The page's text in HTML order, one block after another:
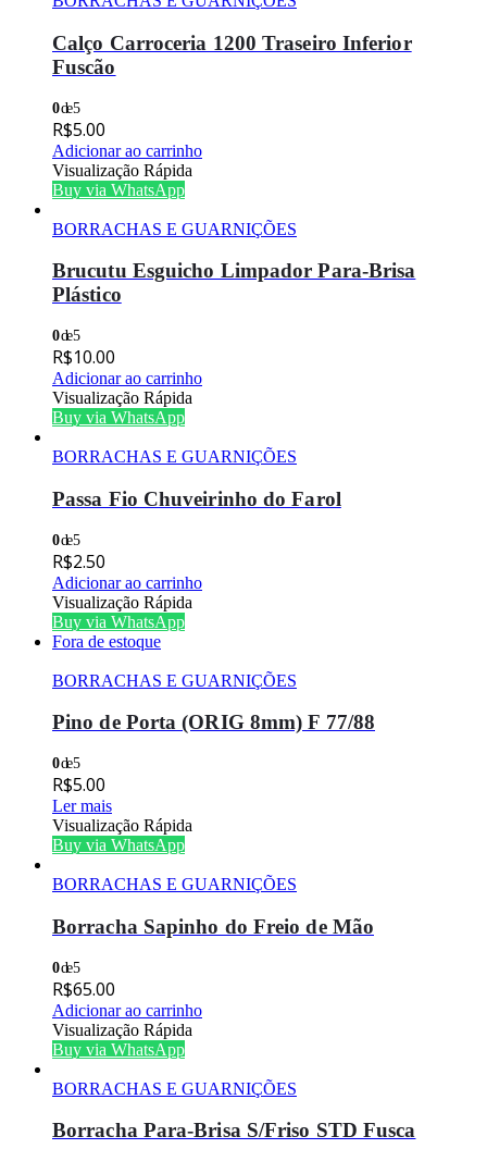
Calço Carroceria 1200 Traseiro Inferior
Fuscão
0de 5
R$5.00
Adicionar ao carrinho
Visualização Rápida
Buy via WhatsApp
BORRACHAS E GUARNIÇÕES
Brucutu Esguicho Limpador Para-Brisa
Plástico
0de 5
R$10.00
Adicionar ao carrinho
Visualização Rápida
Buy via WhatsApp
BORRACHAS E GUARNIÇÕES
Passa Fio Chuveirinho do Farol
0de 5
R$2.50
Adicionar ao carrinho
Visualização Rápida
Buy via WhatsApp
Fora de estoque
BORRACHAS E GUARNIÇÕES
Pino de Porta (ORIG 8mm) F 77/88
0de 5
R$5.00
Ler mais
Visualização Rápida
Buy via WhatsApp
BORRACHAS E GUARNIÇÕES
Borracha Sapinho do Freio de Mão
0de 5
R$65.00
Adicionar ao carrinho
Visualização Rápida
Buy via WhatsApp
BORRACHAS E GUARNIÇÕES
Borracha Para-Brisa S/Friso STD Fusca